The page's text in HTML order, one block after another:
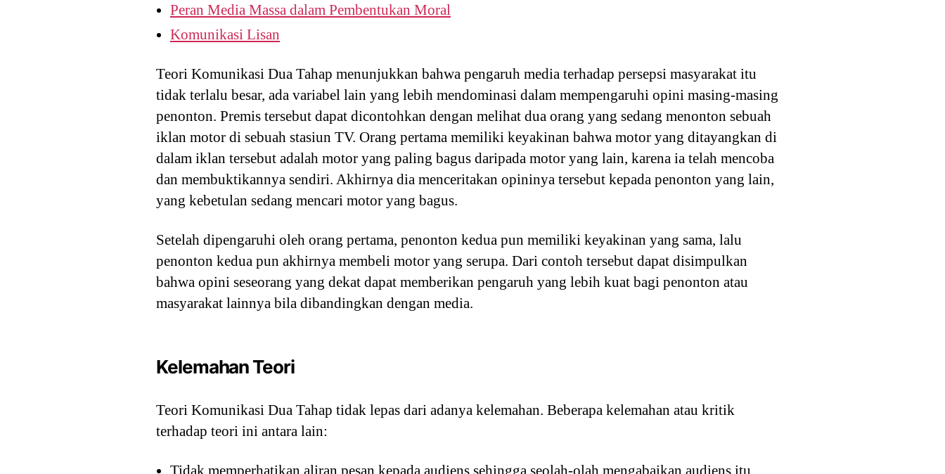
Peran Media Massa dalam Pembentukan Moral
Komunikasi Lisan
Teori Komunikasi Dua Tahap menunjukkan bahwa pengaruh media terhadap persepsi masyarakat itu
tidak terlalu besar, ada variabel lain yang lebih mendominasi dalam mempengaruhi opini masing-masing
penonton. Premis tersebut dapat dicontohkan dengan melihat dua orang yang sedang menonton sebuah
iklan motor di sebuah stasiun TV. Orang pertama memiliki keyakinan bahwa motor yang ditayangkan di
dalam iklan tersebut adalah motor yang paling bagus daripada motor yang lain, karena ia telah mencoba
dan membuktikannya sendiri. Akhirnya dia menceritakan opininya tersebut kepada penonton yang lain,
yang kebetulan sedang mencari motor yang bagus.
Setelah dipengaruhi oleh orang pertama, penonton kedua pun memiliki keyakinan yang sama, lalu
penonton kedua pun akhirnya membeli motor yang serupa. Dari contoh tersebut dapat disimpulkan
bahwa opini seseorang yang dekat dapat memberikan pengaruh yang lebih kuat bagi penonton atau
masyarakat lainnya bila dibandingkan dengan media.
Kelemahan Teori
Teori Komunikasi Dua Tahap tidak lepas dari adanya kelemahan. Beberapa kelemahan atau kritik
terhadap teori ini antara lain: